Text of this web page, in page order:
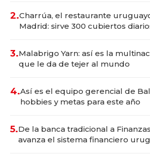
2.Charrúa, el restaurante
Madrid: sirve 300 cubiertos
3.Malabrigo Yarn: así es la
que le da de tejer al mundo
4.Así es el equipo gerencial de
hobbies y metas para este año
5.De la banca tradicional a
avanza el sistema financiero